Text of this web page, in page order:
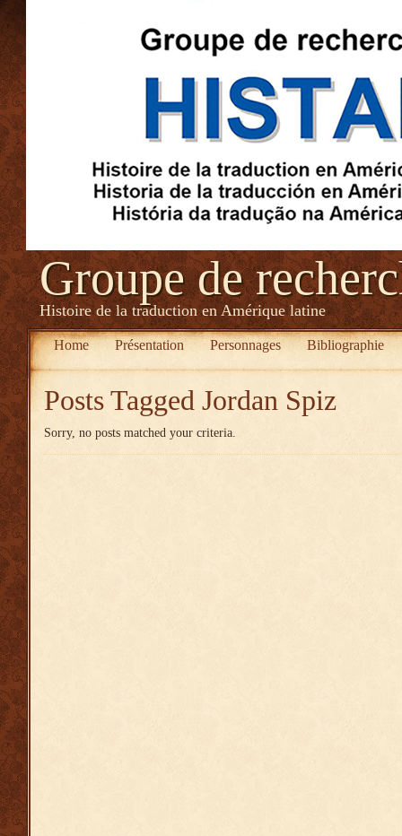
Groupe de
Histoire de la traduction en Amérique latine
Home Présentation Personnages Bibliographie
Posts Tagged Jordan Spiz
Sorry, no posts matched your criteria.